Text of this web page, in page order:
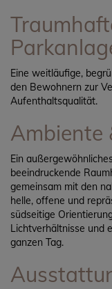
Eine weitläufige,
den Bewohnern zur
Aufenthaltsqualität.
Ambiente
Ein
beeindruckende
gemeinsam mit den
helle, offene und
südseitige
Lichtverhältnisse und
ganzen Tag.